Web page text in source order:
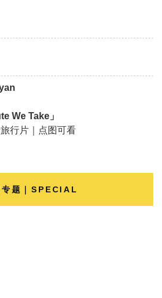
We Take」
行片｜点图可看
专题｜SPECIAL